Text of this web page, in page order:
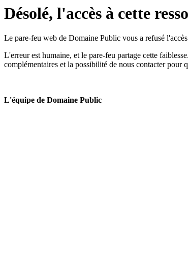
Désolé, l'accès à cette
Le pare-feu web de Domaine Public vous a refusé
L'erreur est humaine, et le pare-feu partage cette
complémentaires et la possibilité de nous contacter pour
L'équipe de Domaine Public